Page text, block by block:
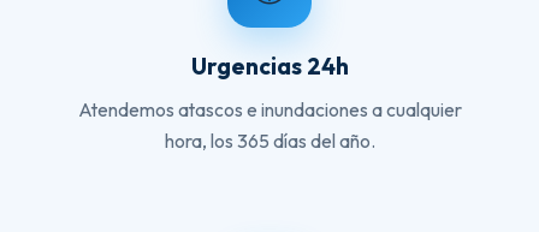
Urgencias 24h
Atendemos atascos e inundaciones a cualquier
hora, los 365 días del año.